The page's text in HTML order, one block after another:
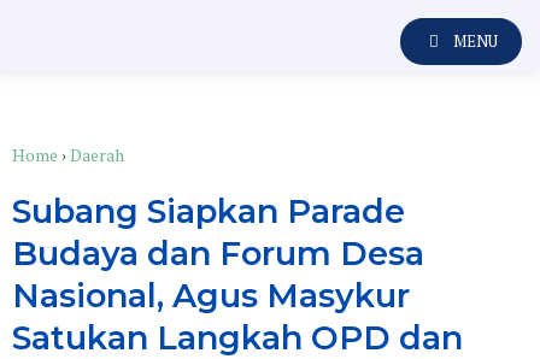
MENU
Home ›Daerah
Subang Siapkan Parade
Budaya dan Forum Desa
Nasional, Agus Masykur
Satukan Langkah OPD dan